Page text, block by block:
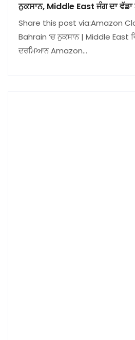
ਨੁਕਸਾਨ, Middle East ਜੰਗ ਦਾ
Share this post via:Amazon
Bahrain ‘ਚ ਨੁਕਸਾਨ | Middle East
ਦਰਮਿਆਨ Amazon…